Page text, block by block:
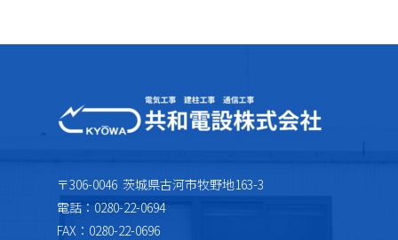
〒306-0046 茨城県古河市牧野地163-3
電話：0280-22-0694
FAX：0280-22-0696